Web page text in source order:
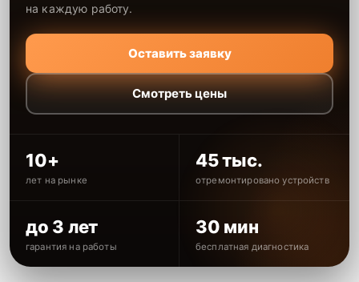
на каждую работу.
Оставить заявку
Смотреть цены
10+
лет на рынке
45 тыс.
отремонтировано устройств
до 3 лет
гарантия на работы
30 мин
бесплатная диагностика